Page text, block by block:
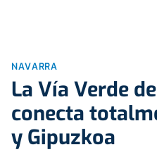
NAVARRA
La Vía Verde
conecta
y Gipuzkoa